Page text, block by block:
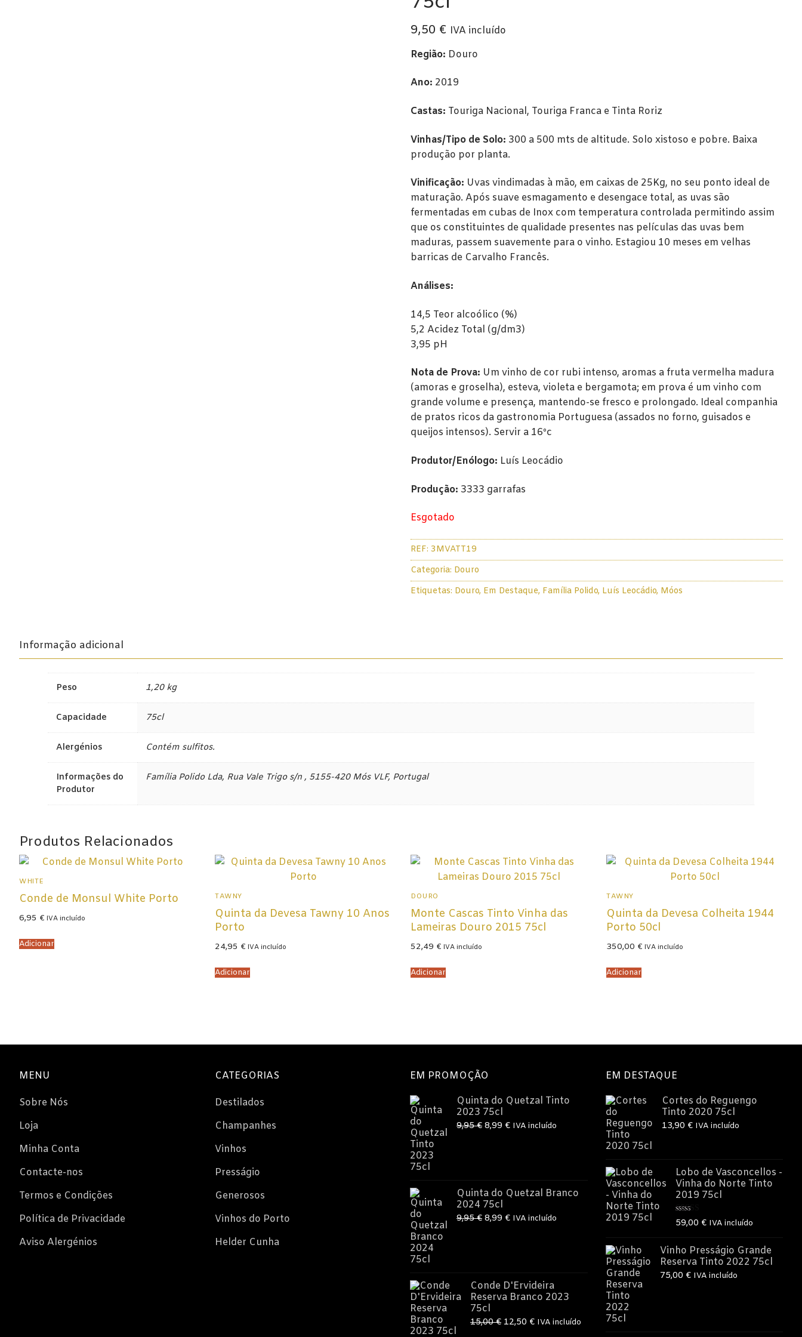
9,50 € IVA incluído
Região: Douro
Ano: 2019
Castas: Touriga Nacional, Touriga Franca e Tinta Roriz
Vinhas/Tipo de Solo: 300 a 500 mts de altitude. Solo xistoso e pobre. Baixa
produção por planta.
Vinificação: Uvas vindimadas à mão, em caixas de 25Kg, no seu ponto ideal de
maturação. Após suave esmagamento e desengace total, as uvas são
fermentadas em cubas de Inox com temperatura controlada permitindo assim
que os constituintes de qualidade presentes nas películas das uvas bem
maduras, passem suavemente para o vinho. Estagiou 10 meses em velhas
barricas de Carvalho Francês.
Análises:
14,5 Teor alcoólico (%)
5,2 Acidez Total (g/dm3)
3,95 pH
Nota de Prova: Um vinho de cor rubi intenso, aromas a fruta vermelha madura
(amoras e groselha), esteva, violeta e bergamota; em prova é um vinho com
grande volume e presença, mantendo-se fresco e prolongado. Ideal companhia
de pratos ricos da gastronomia Portuguesa (assados no forno, guisados e
queijos intensos). Servir a 16ºc
Produtor/Enólogo: Luís Leocádio
Produção: 3333 garrafas
Esgotado
REF: 3MVATT19
Categoria: Douro
Etiquetas: Douro, Em Destaque, Família Polido, Luís Leocádio, Móos
Informação adicional
Peso 1,20 kg
Capacidade 75cl
Alergénios Contém sulfitos.
Informações do
Produtor
Família Polido Lda, Rua Vale Trigo s/n , 5155-420 Mós VLF, Portugal
Produtos Relacionados
WHITE
Conde de Monsul White Porto
6,95 € IVA incluído
Adicionar
TAWNY
Quinta da Devesa Tawny 10 Anos
Porto
24,95 € IVA incluído
Adicionar
DOURO
Monte Cascas Tinto Vinha das
Lameiras Douro 2015 75cl
52,49 € IVA incluído
Adicionar
TAWNY
Quinta da Devesa Colheita 1944
Porto 50cl
350,00 € IVA incluído
Adicionar
MENU
Sobre Nós
Loja
Minha Conta
Contacte-nos
Termos e Condições
Política de Privacidade
Aviso Alergénios
CATEGORIAS
Destilados
Champanhes
Vinhos
Presságio
Generosos
Vinhos do Porto
Helder Cunha
EM PROMOÇÃO
Quinta do Quetzal Tinto
2023 75cl
9,95€ O
8,99 €OIVA incluído
Quinta do Quetzal Branco
2024 75cl
9,95€ O
8,99 €OIVA incluído
Conde D'Ervideira
Reserva Branco 2023
75cl
15,00€ O
12,50 €OIVA incluído
EM DESTAQUE
Cortes do Reguengo
Tinto 2020 75cl
13,90 € IVA incluído
Lobo de Vasconcellos -
Vinha do Norte Tinto
2019 75cl
Avaliação
5.00de 5
59,00 € IVA incluído
Vinho Presságio Grande
Reserva Tinto 2022 75cl
75,00 € IVA incluído